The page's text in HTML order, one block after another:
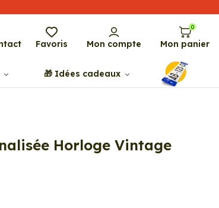
Favoris Mon compte
0
Mon panier
🎁​ Idées cadeaux
Horloge Vintage